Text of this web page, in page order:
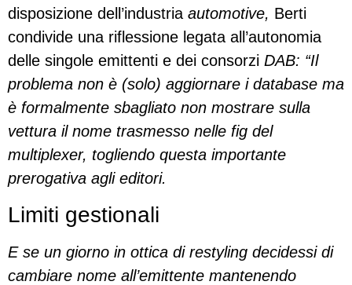
disposizione dell’industria automotive, Berti
condivide una riflessione legata all’autonomia
delle singole emittenti e dei consorzi DAB: “Il
problema non è (solo) aggiornare i database ma
è formalmente sbagliato non mostrare sulla
vettura il nome trasmesso nelle fig del
multiplexer, togliendo questa importante
prerogativa agli editori.
Limiti gestionali
E se un giorno in ottica di restyling decidessi di
cambiare nome all’emittente mantenendo